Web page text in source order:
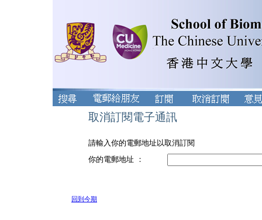
取消訂閱電子通訊
請輸入你的電郵地址以取消訂閱
你的電郵地址 ：
回到今期